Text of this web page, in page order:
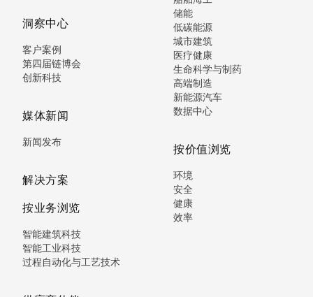
洞察中心
客户案例
第四届链博会
创新科技
媒体新闻
新闻发布
解决方案
按业务浏览
智能建筑科技
智能工业科技
过程自动化与工艺技术
储能
低碳能源
城市建筑
医疗健康
生命科学与制药
高端制造
新能源汽车
数据中心
按价值浏览
环境
安全
健康
效率